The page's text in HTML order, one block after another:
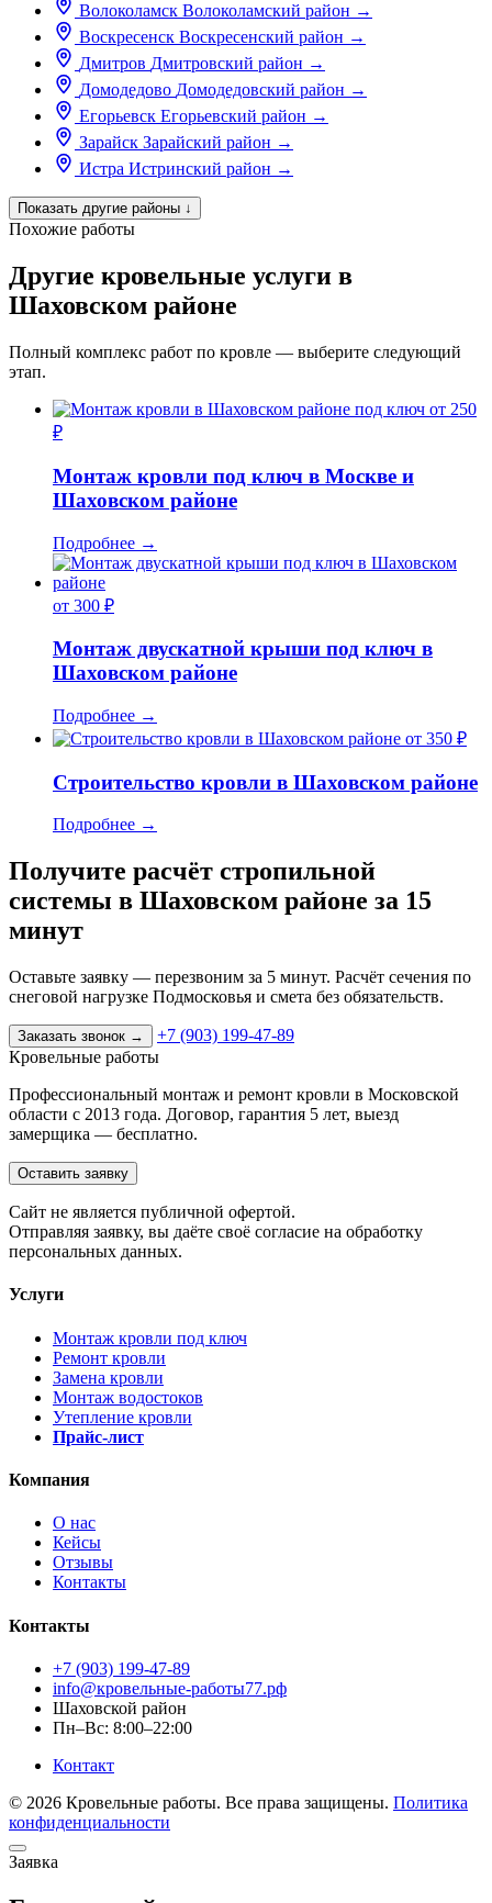
Волоколамск Волоколамский район →
Воскресенск Воскресенский район →
Дмитров Дмитровский район →
Домодедово Домодедовский район →
Егорьевск Егорьевский район →
Зарайск Зарайский район →
Истра Истринский район →
Показать другие районы ↓
Похожие работы
Другие кровельные услуги в
Шаховском районе
Полный комплекс работ по кровле — выберите следующий
этап.
от 250
₽
Монтаж кровли под ключ в Москве и
Шаховском районе
Подробнее →
от 300 ₽
Монтаж двускатной крыши под ключ в
Шаховском районе
Подробнее →
от 350 ₽
Строительство кровли в Шаховском районе
Подробнее →
Получите расчёт стропильной
системы в Шаховском районе за 15
минут
Оставьте заявку — перезвоним за 5 минут. Расчёт сечения по
снеговой нагрузке Подмосковья и смета без обязательств.
Заказать звонок →
+7 (903) 199-47-89
Кровельные работы
Профессиональный монтаж и ремонт кровли в Московской
области с 2013 года. Договор, гарантия 5 лет, выезд
замерщика — бесплатно.
Оставить заявку
Cайт не является публичной офертой.
Отправляя заявку, вы даёте своё согласие на обработку
персональных данных.
Услуги
Монтаж кровли под ключ
Ремонт кровли
Замена кровли
Монтаж водостоков
Утепление кровли
Прайс-лист
Компания
О нас
Кейсы
Отзывы
Контакты
Контакты
+7 (903) 199-47-89
info@кровельные-работы77.рф
Шаховской район
Пн–Вс: 8:00–22:00
Контакт
© 2026 Кровельные работы. Все права защищены. Политика
конфиденциальности
Заявка